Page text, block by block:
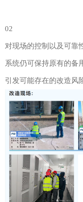
02
对现场的控制以及可靠
系统仍可保持原有的备
引发可能存在的改造风